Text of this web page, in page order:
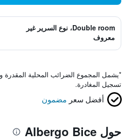
Double room، نوع السرير غير
معروف
*يشمل المجموع الضرائب المحلية المقدرة
تسجيل المغادرة.
أفضل سعر مضمون
حول Albergo Bice